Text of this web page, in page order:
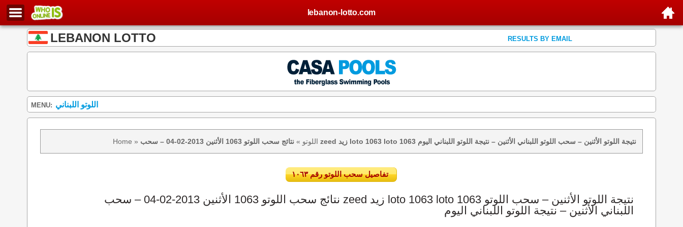
lebanon-lotto.com
LEBANON LOTTO RESULTS BY EMAIL
MENU: اللوتو اللبناني
Home » اللوتو » نتائج سحب اللوتو 1063 الأثنين 2013-02-04 – سحب zeed زيد loto 1063 loto 1063 نتيجة اللوتو الأثنين – سحب اللوتو اللبناني الأثنين – نتيجة اللوتو اللبناني اليوم
تفاصيل سحب اللوتو رقم ١٠٦٣
نتائج سحب اللوتو 1063 الأثنين 2013-02-04 – سحب zeed زيد loto 1063 loto 1063 نتيجة اللوتو الأثنين – سحب اللوتو
اللبناني الأثنين – نتيجة اللوتو اللبناني اليوم